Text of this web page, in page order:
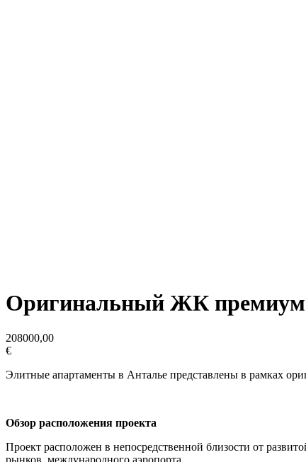
Оригинальный ЖК
208000,00
€
Элитные апартаменты в Анталье представлены в рамках
Обзор расположения проекта
Проект расположен в непосредственной близости от
рынков, международного аэропорта.